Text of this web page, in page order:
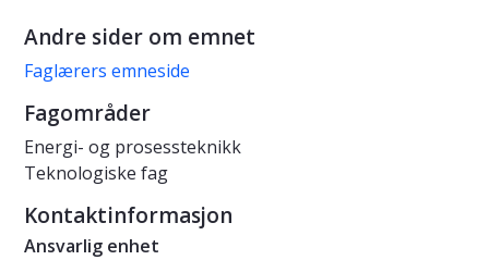
Andre sider om emnet
Faglærers emneside
Fagområder
Energi- og prosessteknikk
Teknologiske fag
Kontaktinformasjon
Ansvarlig enhet